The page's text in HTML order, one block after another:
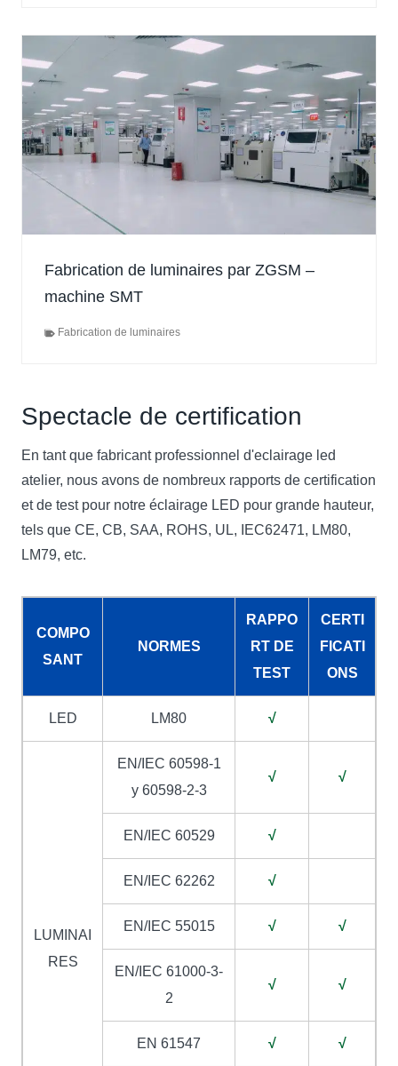
Fabrication de luminaires par ZGSM –
machine SMT
Fabrication de luminaires
Spectacle de certification
En tant que fabricant professionnel d'eclairage led
atelier, nous avons de nombreux rapports de certification
et de test pour notre éclairage LED pour grande hauteur,
tels que CE, CB, SAA, ROHS, UL, IEC62471, LM80,
LM79, etc.
COMPO
SANT
NORMES
RAPPO
RT DE
TEST
CERTI
FICATI
ONS
LED LM80 √
LUMINAI
RES
EN/IEC 60598-1
y 60598-2-3
√ √
EN/IEC 60529 √
EN/IEC 62262 √
EN/IEC 55015 √ √
EN/IEC 61000-3-
2
√ √
EN 61547 √ √